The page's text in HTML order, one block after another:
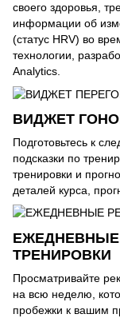
своего здоровья,
информации об
(статус HRV) во
технологии,
Analytics.
ВИДЖЕТ
Подготовьтесь к
подсказки по
тренировки и
деталей курса,
ТРЕНИРОВКИ
Просматривайте
на всю неделю,
пробежки к вашим